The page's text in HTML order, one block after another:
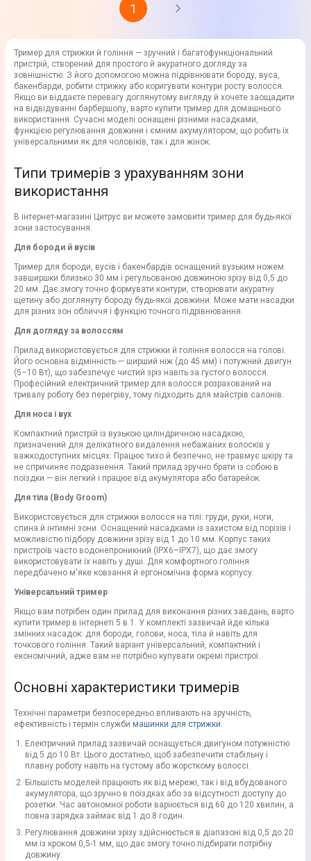
1
Тример для стрижки й гоління — зручний і багатофункціональний
пристрій, створений для простого й акуратного догляду за
зовнішністю. З його допомогою можна підрівнювати бороду, вуса,
бакенбарди, робити стрижку або коригувати контури росту волосся.
Якщо ви віддаєте перевагу доглянутому вигляду й хочете заощадити
на відвідуванні барбершопу, варто купити тример для домашнього
використання. Сучасні моделі оснащені різними насадками,
функцією регулювання довжини і ємним акумулятором, що робить їх
універсальними як для чоловіків, так і для жінок.
Типи тримерів з урахуванням зони
використання
В інтернет-магазині Цитрус ви можете замовити тример для будь-якої
зони застосування.
Для бороди й вусів
Тример для бороди, вусів і бакенбардів оснащений вузьким ножем
завширшки близько 30 мм і регульованою довжиною зрізу від 0,5 до
20 мм. Дає змогу точно формувати контури, створювати акуратну
щетину або доглянуту бороду будь-якої довжини. Може мати насадки
для різних зон обличчя і функцію точного підрівнювання.
Для догляду за волоссям
Прилад використовується для стрижки й гоління волосся на голові.
Його основна відмінність — ширший ніж (до 45 мм) і потужний двигун
(5–10 Вт), що забезпечує чистий зріз навіть за густого волосся.
Професійний електричний тример для волосся розрахований на
тривалу роботу без перегріву, тому підходить для майстрів салонів.
Для носа і вух
Компактний пристрій із вузькою циліндричною насадкою,
призначений для делікатного видалення небажаних волосків у
важкодоступних місцях. Працює тихо й безпечно, не травмує шкіру та
не спричиняє подразнення. Такий прилад зручно брати із собою в
поїздки — він легкий і працює від акумулятора або батарейок.
Для тіла (Body Groom)
Використовується для стрижки волосся на тілі: груди, руки, ноги,
спина й інтимні зони. Оснащений насадками із захистом від порізів і
можливістю підбору довжини зрізу від 1 до 10 мм. Корпус таких
пристроїв часто водонепроникний (IPX6–IPX7), що дає змогу
використовувати їх навіть у душі. Для комфортного гоління
передбачено м'яке ковзання й ергономічна форма корпусу.
Універсальний тример
Якщо вам потрібен один прилад для виконання різних завдань, варто
купити тример в інтернеті 5 в 1. У комплекті зазвичай йде кілька
змінних насадок: для бороди, голови, носа, тіла й навіть для
точкового гоління. Такий варіант універсальний, компактний і
економічний, адже вам не потрібно купувати окремі пристрої.
Основні характеристики тримерів
Технічні параметри безпосередньо впливають на зручність,
ефективність і термін служби машинки для стрижки.
Електричний прилад зазвичай оснащується двигуном потужністю
від 5 до 10 Вт. Цього достатньо, щоб забезпечити стабільну і
плавну роботу навіть на густому або жорсткому волоссі.
Більшість моделей працюють як від мережі, так і від вбудованого
акумулятора, що зручно в поїздках або за відсутності доступу до
розетки. Час автономної роботи варіюється від 60 до 120 хвилин, а
повна зарядка займає від 1 до 8 годин.
Регулювання довжини зрізу здійснюється в діапазоні від 0,5 до 20
мм із кроком 0,5-1 мм, що дає змогу точно підбирати потрібну
довжину.